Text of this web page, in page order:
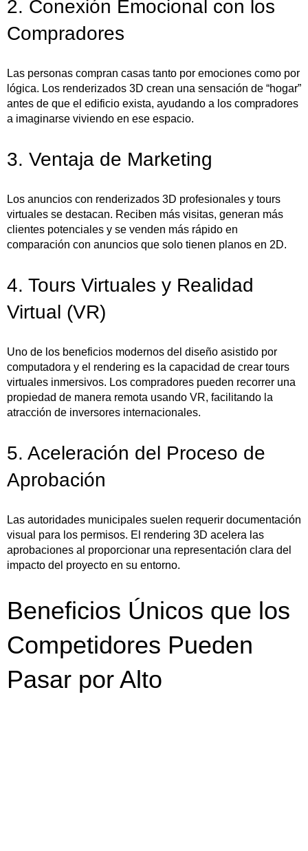
2. Conexión Emocional con los
Compradores
Las personas compran casas tanto por emociones como por
lógica. Los renderizados 3D crean una sensación de “hogar”
antes de que el edificio exista, ayudando a los compradores
a imaginarse viviendo en ese espacio.
3. Ventaja de Marketing
Los anuncios con renderizados 3D profesionales y tours
virtuales se destacan. Reciben más visitas, generan más
clientes potenciales y se venden más rápido en
comparación con anuncios que solo tienen planos en 2D.
4. Tours Virtuales y Realidad
Virtual (VR)
Uno de los beneficios modernos del diseño asistido por
computadora y el rendering es la capacidad de crear tours
virtuales inmersivos. Los compradores pueden recorrer una
propiedad de manera remota usando VR, facilitando la
atracción de inversores internacionales.
5. Aceleración del Proceso de
Aprobación
Las autoridades municipales suelen requerir documentación
visual para los permisos. El rendering 3D acelera las
aprobaciones al proporcionar una representación clara del
impacto del proyecto en su entorno.
Beneficios Únicos que los
Competidores Pueden
Pasar por Alto